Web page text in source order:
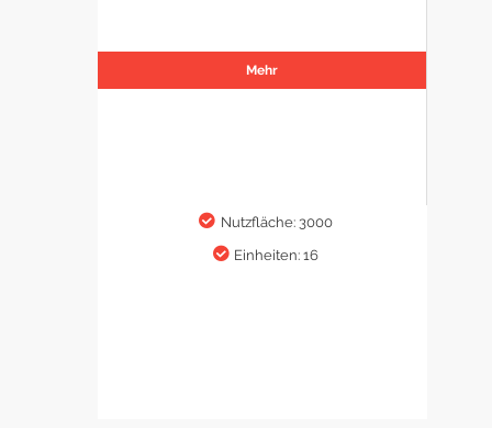
Mehr
Nutzfläche: 3000
Einheiten: 16